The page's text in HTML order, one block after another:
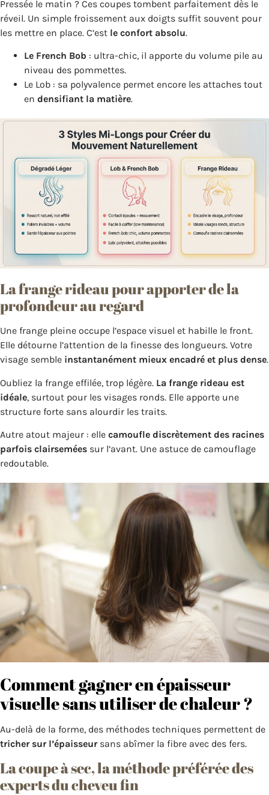
Pressée le matin ? Ces coupes tombent parfaitement dès le
réveil. Un simple froissement aux doigts suffit souvent pour
les mettre en place. C’est le confort absolu.
Le French Bob : ultra-chic, il apporte du volume pile au
niveau des pommettes.
Le Lob : sa polyvalence permet encore les attaches tout
en densifiant la matière.
La frange rideau pour apporter de la
profondeur au regard
Une frange pleine occupe l’espace visuel et habille le front.
Elle détourne l’attention de la finesse des longueurs. Votre
visage semble instantanément mieux encadré et plus dense.
Oubliez la frange effilée, trop légère. La frange rideau est
idéale, surtout pour les visages ronds. Elle apporte une
structure forte sans alourdir les traits.
Autre atout majeur : elle camoufle discrètement des racines
parfois clairsemées sur l’avant. Une astuce de camouflage
redoutable.
Comment gagner en épaisseur
visuelle sans utiliser de chaleur ?
Au-delà de la forme, des méthodes techniques permettent de
tricher sur l’épaisseursans abîmer la fibre avec des fers.
La coupe à sec, la méthode préférée des
experts du cheveu fin